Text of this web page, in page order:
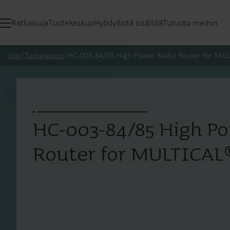
RatkaisujaTuotekeskusHyödyllistä sisältöäTutustu meihin
Koti |Tuotekeskus | HC-003-84/85 High Power Radio Router for
HC-003-84/85 High
Router for